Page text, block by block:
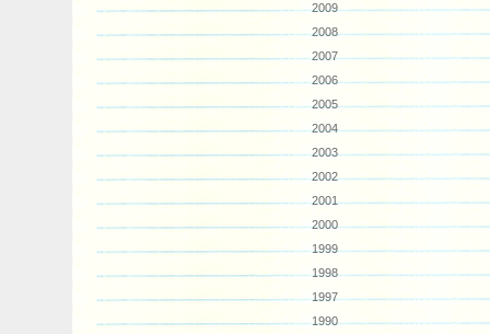
2009
2008
2007
2006
2005
2004
2003
2002
2001
2000
1999
1998
1997
1990